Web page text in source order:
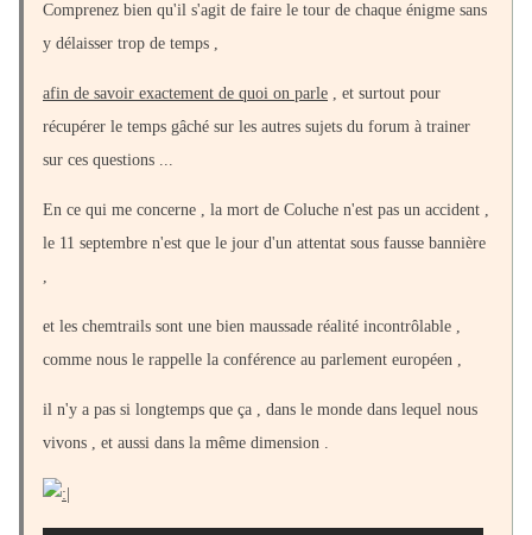
Comprenez bien qu'il s'agit de faire le tour de chaque énigme sans
y délaisser trop de temps ,
afin de savoir exactement de quoi on parle , et surtout pour
récupérer le temps gâché sur les autres sujets du forum à trainer
sur ces questions ...
En ce qui me concerne , la mort de Coluche n'est pas un accident ,
le 11 septembre n'est que le jour d'un attentat sous fausse bannière
,
et les chemtrails sont une bien maussade réalité incontrôlable ,
comme nous le rappelle la conférence au parlement européen ,
il n'y a pas si longtemps que ça , dans le monde dans lequel nous
vivons , et aussi dans la même dimension .